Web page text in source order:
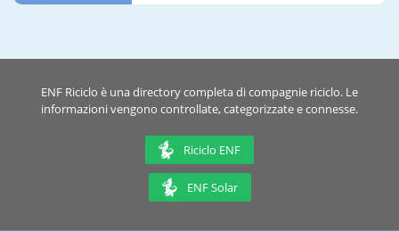
ENF Riciclo è una directory completa di compagnie riciclo. Le
informazioni vengono controllate, categorizzate e connesse.
Riciclo ENF
ENF Solar